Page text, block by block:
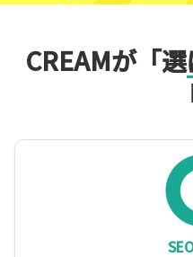
CREAMが「